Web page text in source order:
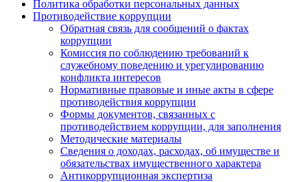
Политика обработки персональных данных
Прoтивoдeйствие кoрpупции
Обратная связь для сообщений о фактах
коррупции
Комиссия по соблюдению требований к
служебному поведению и урегулированию
конфликта интересов
Нормативные правовые и иные акты в сфере
противодействия коррупции
Формы документов, связанных с
противодействием коррупции, для заполнения
Методические материалы
Сведения о доходах, расходах, об имуществе и
обязательствах имущественного характера
Антикоррупционная экспертиза